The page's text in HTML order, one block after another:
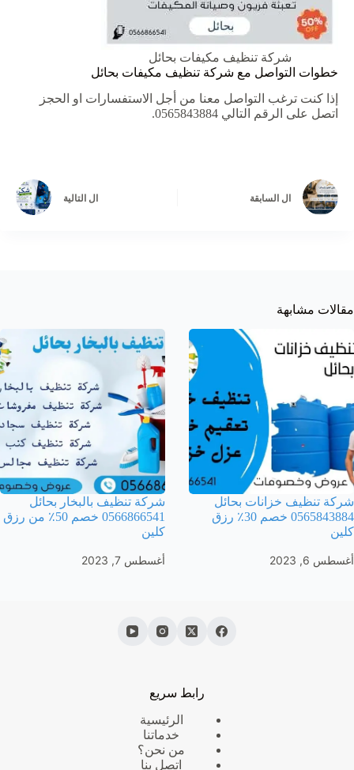
شركة تنظيف مكيفات بحائل
خطوات التواصل مع شركة تنظيف مكيفات بحائل
إذا كنت ترغب التواصل معنا من أجل الاستفسارات او الحجز
اتصل على الرقم التالي
ال السابقة ال التالية
مقالات مشابهة
شركة تنظيف خزانات بحائل
0565843884 خصم 30٪ رزق
كلين
أغسطس 6, 2023
شركة تنظيف بالبخار بحائل
0566866541 خصم 50٪ من رزق
كلين
أغسطس 7, 2023
رابط سريع
الرئيسية
خدماتنا
من نحن؟
اتصل بنا